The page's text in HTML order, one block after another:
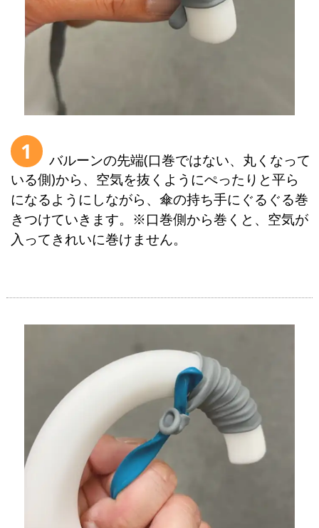
1
バルーンの先端(口巻ではない、丸くなって
いる側)から、空気を抜くようにぺったりと平ら
になるようにしながら、傘の持ち手にぐるぐる巻
きつけていきます。※口巻側から巻くと、空気が
入ってきれいに巻けません。